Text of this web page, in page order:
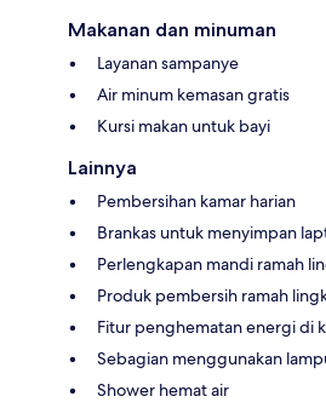
Makanan dan minuman
Layanan sampanye
Air minum kemasan gratis
Kursi makan untuk bayi
Lainnya
Pembersihan kamar harian
Brankas untuk menyimpan
Perlengkapan mandi ramah
Produk pembersih ramah
Fitur penghematan energi di
Sebagian menggunakan
Shower hemat air